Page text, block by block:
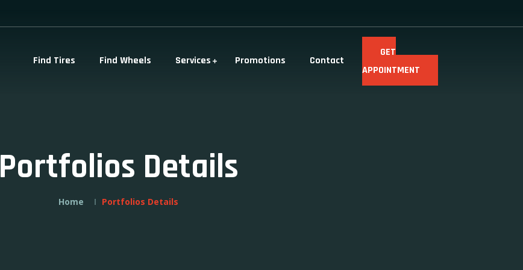
Find Tires Find Wheels Services Promotions Contact
GET
APPOINTMENT
Portfolios Details
Home Portfolios Details